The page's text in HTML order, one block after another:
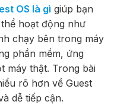
OS là gì giúp bạn
hoạt động như
chạy bên trong máy
phần mềm, ứng
máy thật. Trong bài
rõ hơn về Guest
dễ tiếp cận.